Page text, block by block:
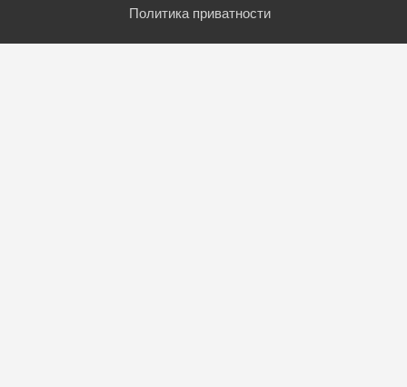
Политика приватности